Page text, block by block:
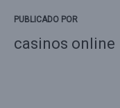
PUBLICADO POR
casinos online